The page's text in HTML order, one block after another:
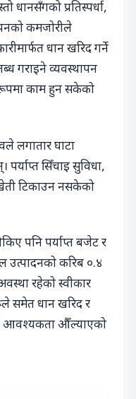
धानसँगको प्रतिस्पर्धा,
कमजोरीले
धान खरिद गर्ने
गराइने व्यवस्थापन
रूपमा काम हुन सकेको
लगातार घाटा
सिँचाइ सुविधा,
टिकाउन नसकेको
पनि पर्याप्त बजेट र
उत्पादनको करिब ०.४
रहेको स्वीकार
समेत धान खरिद र
आवश्यकता औँल्याएको